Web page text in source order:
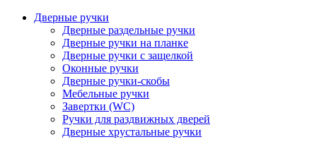
Дверные ручки
Дверные раздельные ручки
Дверные ручки на планке
Дверные ручки с защелкой
Оконные ручки
Дверные ручки-скобы
Мебельные ручки
Завертки (WC)
Ручки для раздвижных дверей
Дверные хрустальные ручки